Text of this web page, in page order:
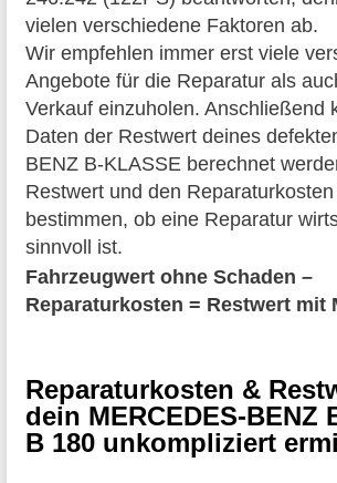
vielen verschiedene Faktoren ab.
Wir empfehlen immer erst viele
Angebote für die Reparatur als
Verkauf einzuholen. Anschließend
Daten der Restwert deines
BENZ B-KLASSE berechnet
Restwert und den
bestimmen, ob eine Reparatur
sinnvoll ist.
Fahrzeugwert ohne Schaden –
Reparaturkosten = Restwert mit
Reparaturkosten &
dein MERCEDES-BENZ
B 180 unkompliziert